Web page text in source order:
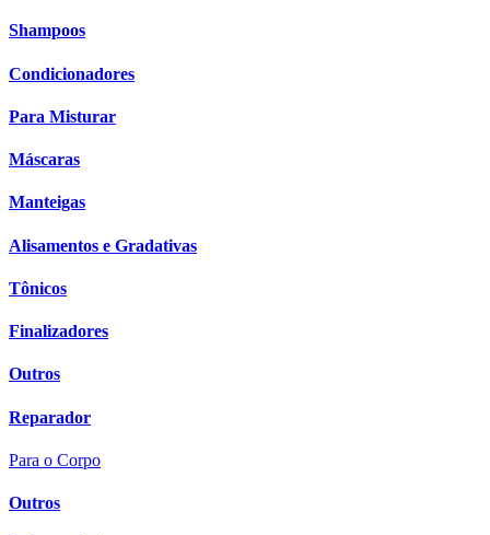
Shampoos
Condicionadores
Para Misturar
Máscaras
Manteigas
Alisamentos e Gradativas
Tônicos
Finalizadores
Outros
Reparador
Para o Corpo
Outros